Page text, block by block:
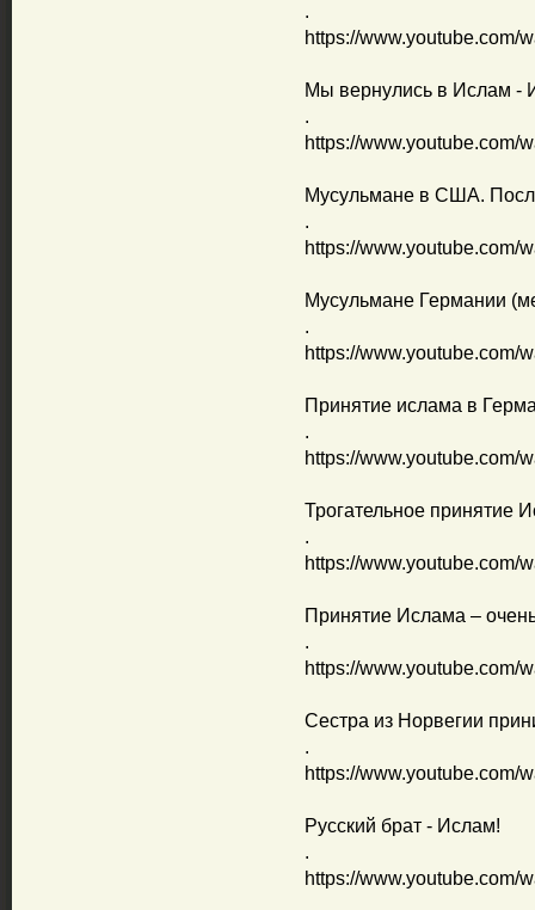
.
https://www.youtube.com/
Мы вернулись в Ислам -
.
https://www.youtube.com/
Мусульмане в США.
.
https://www.youtube.com/
Мусульмане Германии
.
https://www.youtube.com/
Принятие ислама в
.
https://www.youtube.com/
Трогательное принятие
.
https://www.youtube.com/
Принятие Ислама –
.
https://www.youtube.com/
Сестра из Норвегии
.
https://www.youtube.com/
Русский брат - Ислам!
.
https://www.youtube.com/